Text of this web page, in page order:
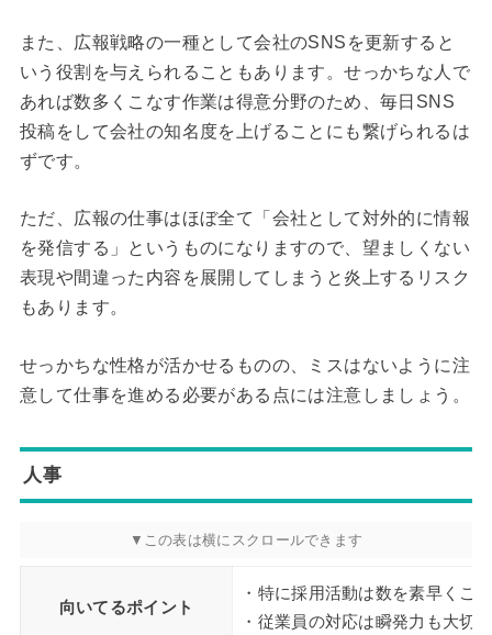
また、広報戦略の一種として会社のSNSを更新すると
いう役割を与えられることもあります。せっかちな人で
あれば数多くこなす作業は得意分野のため、毎日SNS
投稿をして会社の知名度を上げることにも繋げられるは
ずです。
ただ、広報の仕事はほぼ全て「会社として対外的に情報
を発信する」というものになりますので、望ましくない
表現や間違った内容を展開してしまうと炎上するリスク
もあります。
せっかちな性格が活かせるものの、ミスはないように注
意して仕事を進める必要がある点には注意しましょう。
人事
向いてるポイント
・特に採用活動は数を素早くこ
・従業員の対応は瞬発力も大切